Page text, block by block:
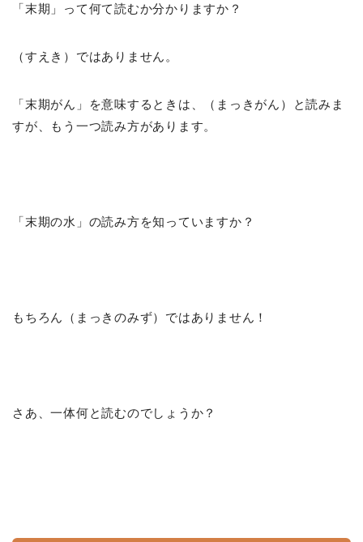
「末期」って何て読むか分かりますか？
（すえき）ではありません。
「末期がん」を意味する ときは、（まっきがん）と読みま
すが、もう一つ読み方があります。
「末期の水」の読み方を知っていますか？
もちろん（まっきのみず）ではありません！
さあ、一体何と読むのでしょうか？